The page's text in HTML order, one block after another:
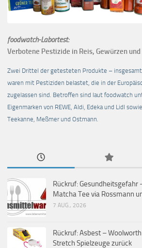
foodwatch-Labortest:
Verbotene Pestizide in Reis, Gewürzen und
Zwei Drittel der getesteten Produkte –
waren mit Pestiziden belastet, die in der
zugelassen sind. Betroffen sind laut foodwatch
Eigenmarken von REWE, Aldi, Edeka und Lidl
Teekanne, Meßmer und Ostmann.
Rückruf: Gesundheitsgefahr
Matcha Tee via Rossmann
7 AUG., 2026
Rückruf: Asbest –
Stretch Spielzeuge zurück